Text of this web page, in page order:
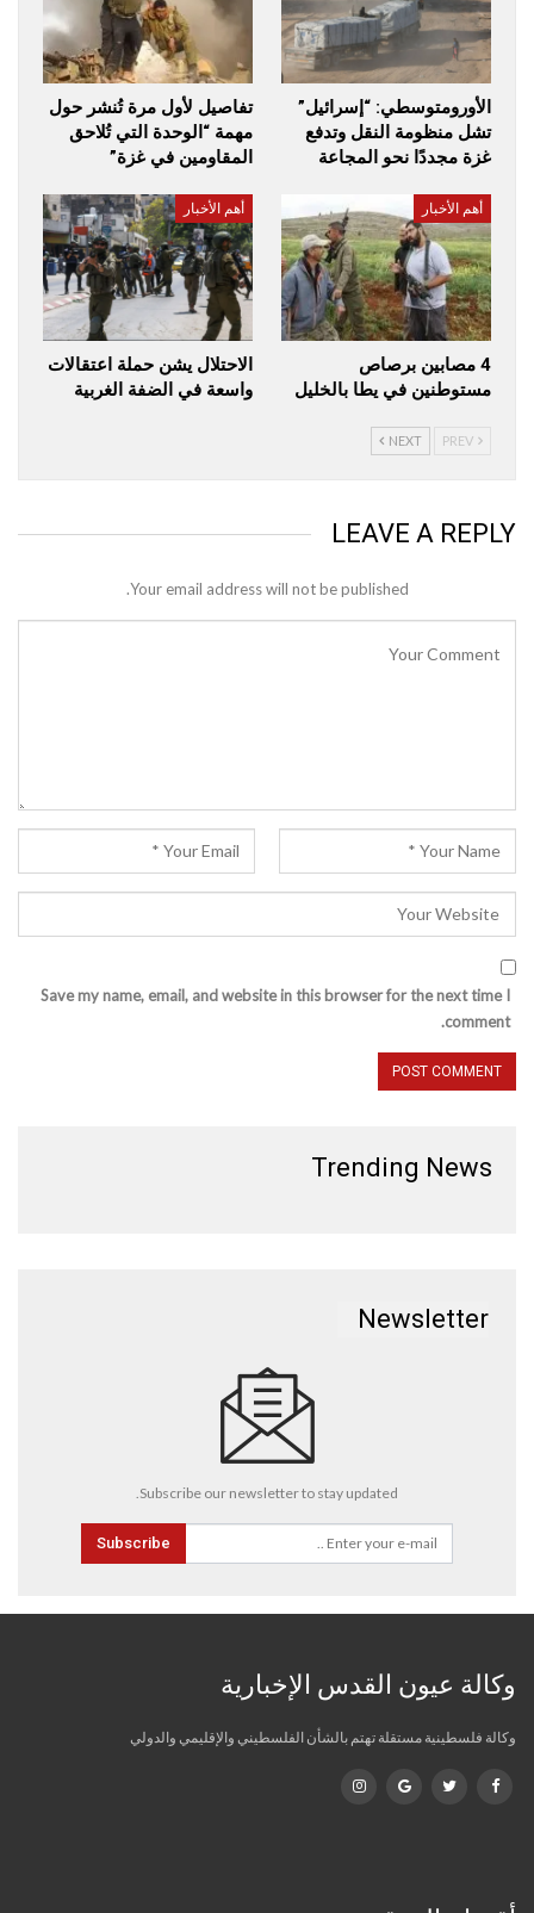
الأورومتوسطي: “إسرائيل”
تشل منظومة النقل وتدفع
غزة مجددًا نحو المجاعة
تفاصيل لأول مرة تُنشر حول
مهمة “الوحدة التي تُلاحق
المقاومين في غزة”
أهم الأخبار
4 مصابين برصاص
مستوطنين في يطا بالخليل
أهم الأخبار
الاحتلال يشن حملة اعتقالات
واسعة في الضفة الغربية
NEXT
LEAVE A REPLY
Your email address will not be published.
Save my name, email, and website in this browser for the next time I
comment.
Trending News
Newsletter
Subscribe our newsletter to stay updated.
Subscribe
وكالة عيون القدس الإخبارية
وكالة فلسطينية مستقلة تهتم بالشأن الفلسطيني والإقليمي والدولي